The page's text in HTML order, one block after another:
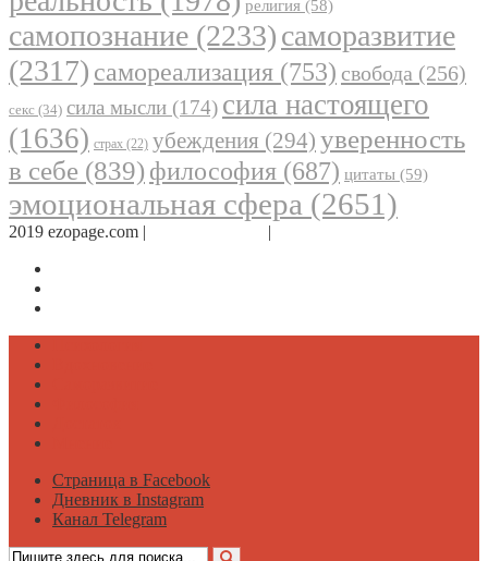
религия (58)
самопознание (2233)саморазвитие
(2317) самореализация (753) свобода (256)
секс (34) сила мысли (174) сила настоящего
(1636) страх (22) убеждения (294) уверенность
в себе (839) философия (687) цитаты (59)
эмоциональная сфера (2651)
2019 ezopage.com | |
Страница в Facebook
Дневник в Instagram
Канал Telegram